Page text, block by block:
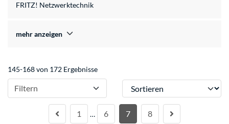
FRITZ! Netzwerktechnik
mehr anzeigen
145-168 von 172 Ergebnisse
Filtern Sortieren
1 … 6 7 8